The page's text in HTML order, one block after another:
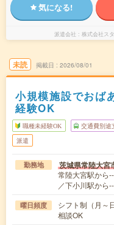
気になる!
派遣会社 株式会社ス
未読 掲載日 2026/08/01
小規模施設でおば
経験OK
職種未経験OK 交通費別途
派遣
勤務地 茨城県常陸大宮
常陸大宮駅から
／下小川駅から
曜日頻度
シフト制（月～
相談OK